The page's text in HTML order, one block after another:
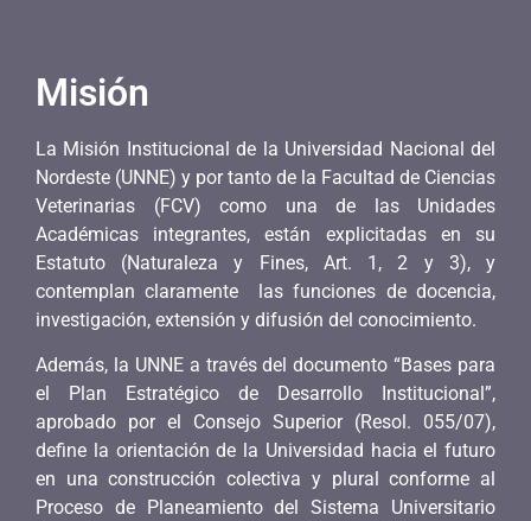
Misión
La Misión Institucional de la Universidad Nacional del
Nordeste (UNNE) y por tanto de la Facultad de Ciencias
Veterinarias (FCV) como una de las Unidades
Académicas integrantes, están explicitadas en su
Estatuto (Naturaleza y Fines, Art. 1, 2 y 3), y
contemplan claramente las funciones de docencia,
investigación, extensión y difusión del conocimiento.
Además, la UNNE a través del documento “Bases para
el Plan Estratégico de Desarrollo Institucional”,
aprobado por el Consejo Superior (Resol. 055/07),
define la orientación de la Universidad hacia el futuro
en una construcción colectiva y plural conforme al
Proceso de Planeamiento del Sistema Universitario